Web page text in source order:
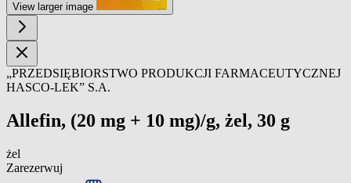
View larger image
„PRZEDSIĘBIORSTWO PRODUKCJI FARMACEUTYCZNEJ
HASCO-LEK” S.A.
Allefin, (20 mg + 10 mg)/g, żel, 30 g
żel
Zarezerwuj